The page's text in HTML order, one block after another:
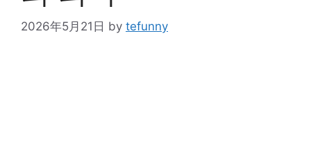
2026年5月21日 by tefunny